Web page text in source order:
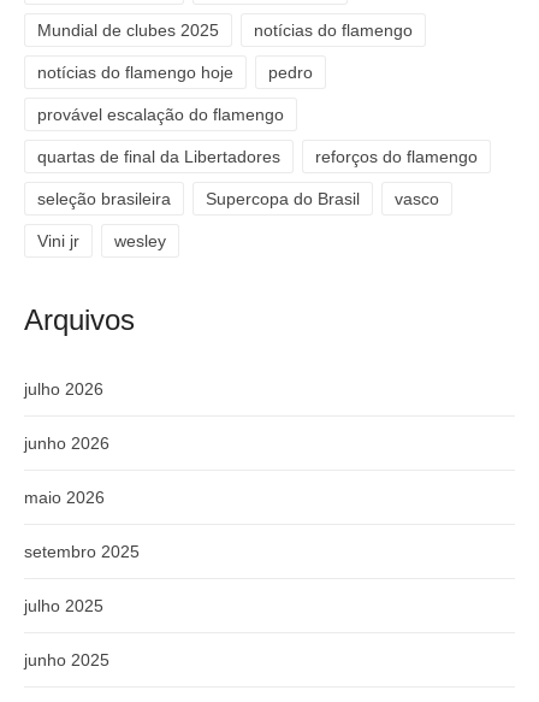
Mundial de clubes 2025 notícias do flamengo
notícias do flamengo hoje pedro
provável escalação do flamengo
quartas de final da Libertadores reforços do flamengo
seleção brasileira Supercopa do Brasil vasco
Vini jr wesley
Arquivos
julho 2026
junho 2026
maio 2026
setembro 2025
julho 2025
junho 2025